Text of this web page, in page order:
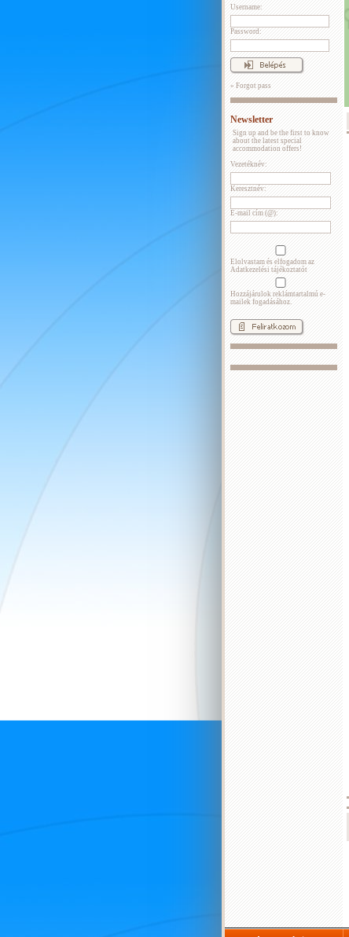
Username:
Password:
» Forgot pass
Newsletter
Sign up and be the first to know
about the latest special
accommodation offers!
Vezetéknév:
Keresztnév:
E-mail cím (@):
Elolvastam és elfogadom az
Adatkezelési tájékoztatót
Hozzájárulok reklámtartalmú e-
mailek fogadásához.